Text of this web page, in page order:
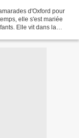
d'Oxford pour
elle s'est mariée
Elle vit dans la